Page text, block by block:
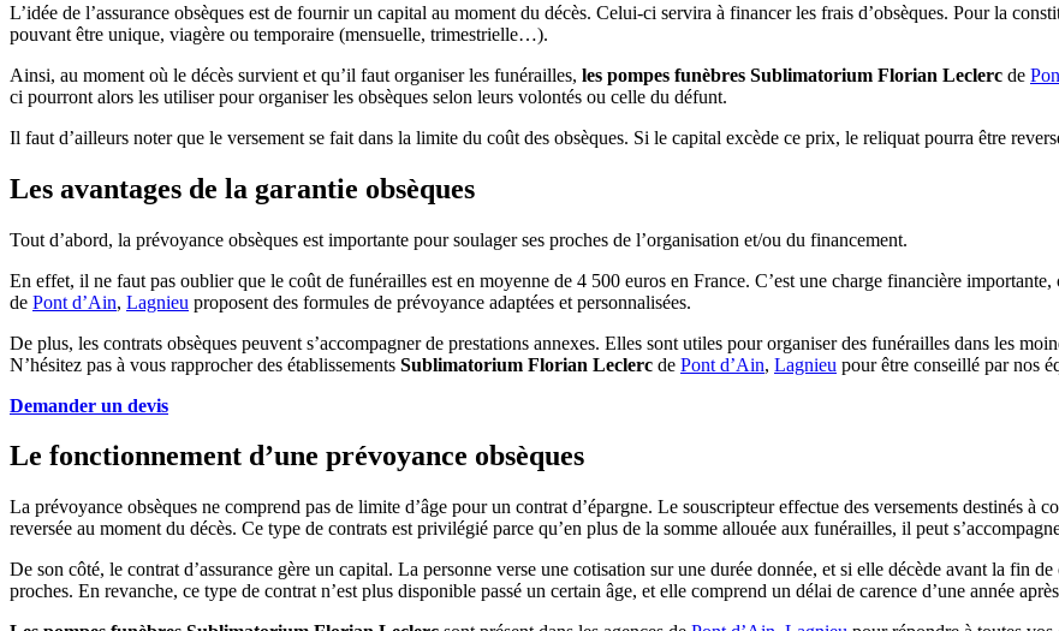
L’idée de l’assurance obsèques est de fournir un capital au moment du décès. Celui-ci servira à financer les frais d’obsèques. Pour la
pouvant être unique, viagère ou temporaire (mensuelle, trimestrielle…).
Ainsi, au moment où le décès survient et qu’il faut organiser les funérailles, les pompes funèbres Sublimatorium Florian Leclerc de
ci pourront alors les utiliser pour organiser les obsèques selon leurs volontés ou celle du défunt.
Il faut d’ailleurs noter que le versement se fait dans la limite du coût des obsèques. Si le capital excède ce prix, le reliquat pourra être
Les avantages de la garantie obsèques
Tout d’abord, la prévoyance obsèques est importante pour soulager ses proches de l’organisation et/ou du financement.
En effet, il ne faut pas oublier que le coût de funérailles est en moyenne de 4 500 euros en France. C’est une charge financière importante,
de Pont d’Ain, Lagnieu proposent des formules de prévoyance adaptées et personnalisées.
De plus, les contrats obsèques peuvent s’accompagner de prestations annexes. Elles sont utiles pour organiser des funérailles dans les
N’hésitez pas à vous rapprocher des établissements Sublimatorium Florian Leclerc de Pont d’Ain, Lagnieu pour être conseillé par nos
Demander un devis
Le fonctionnement d’une prévoyance obsèques
La prévoyance obsèques ne comprend pas de limite d’âge pour un contrat d’épargne. Le souscripteur effectue des versements destinés à
reversée au moment du décès. Ce type de contrats est privilégié parce qu’en plus de la somme allouée aux funérailles, il peut
De son côté, le contrat d’assurance gère un capital. La personne verse une cotisation sur une durée donnée, et si elle décède avant la fin
proches. En revanche, ce type de contrat n’est plus disponible passé un certain âge, et elle comprend un délai de carence d’une année